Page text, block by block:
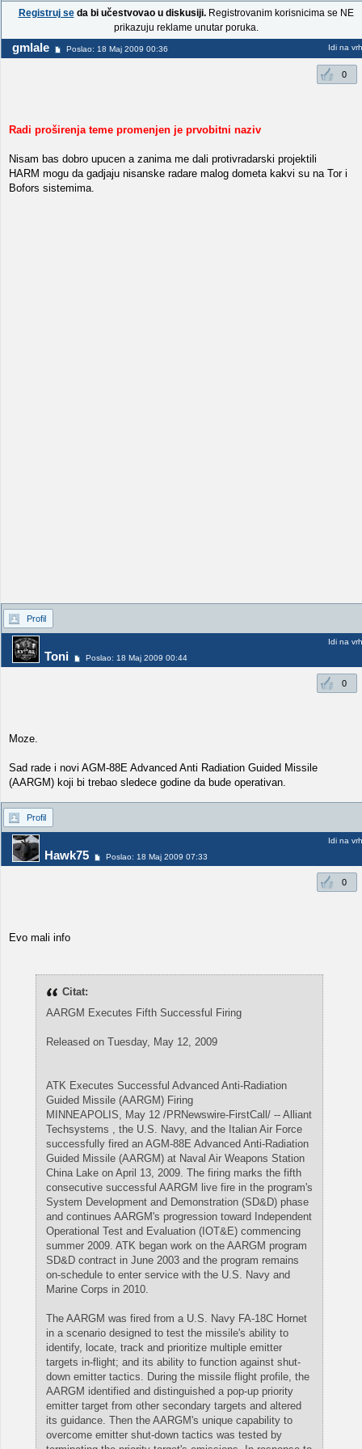
Registruj seda bi učestvovao u diskusiji.Registrovanim korisnicima se NE
prikazuju reklame unutar poruka.
gmlale Poslao: 18 Maj 2009 00:36 Idi na vrh
0
Radi proširenja teme promenjen je prvobitni naziv
Nisam bas dobro upucen a zanima me dali protivradarski projektili
HARM mogu da gadjaju nisanske radare malog dometa kakvi su na Tor i
Bofors sistemima.
Profil
Toni Poslao: 18 Maj 2009 00:44
Idi na vrh
0
Moze.
Sad rade i novi AGM-88E Advanced Anti Radiation Guided Missile
(AARGM) koji bi trebao sledece godine da bude operativan.
Profil
Hawk75 Poslao: 18 Maj 2009 07:33
Idi na vrh
0
Evo mali info
Citat:
AARGM Executes Fifth Successful Firing
Released on Tuesday, May 12, 2009
ATK Executes Successful Advanced Anti-Radiation
Guided Missile (AARGM) Firing
MINNEAPOLIS, May 12 /PRNewswire-FirstCall/ -- Alliant
Techsystems , the U.S. Navy, and the Italian Air Force
successfully fired an AGM-88E Advanced Anti-Radiation
Guided Missile (AARGM) at Naval Air Weapons Station
China Lake on April 13, 2009. The firing marks the fifth
consecutive successful AARGM live fire in the program's
System Development and Demonstration (SD&D) phase
and continues AARGM's progression toward Independent
Operational Test and Evaluation (IOT&E) commencing
summer 2009. ATK began work on the AARGM program
SD&D contract in June 2003 and the program remains
on-schedule to enter service with the U.S. Navy and
Marine Corps in 2010.
The AARGM was fired from a U.S. Navy FA-18C Hornet
in a scenario designed to test the missile's ability to
identify, locate, track and prioritize multiple emitter
targets in-flight; and its ability to function against shut-
down emitter tactics. During the missile flight profile, the
AARGM identified and distinguished a pop-up priority
emitter target from other secondary targets and altered
its guidance. Then the AARGM's unique capability to
overcome emitter shut-down tactics was tested by